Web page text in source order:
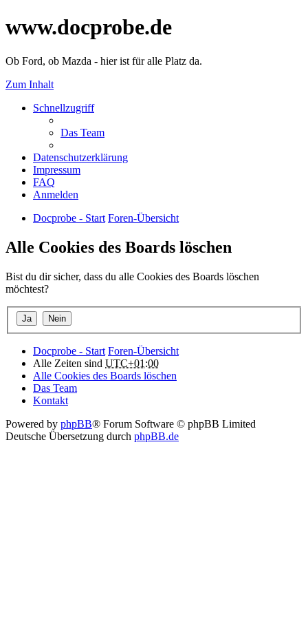
www.docprobe.de
Ob Ford, ob Mazda - hier ist für alle Platz da.
Zum Inhalt
Schnellzugriff
Das Team
Datenschutzerklärung
Impressum
FAQ
Anmelden
Docprobe - Start Foren-Übersicht
Alle Cookies des Boards löschen
Bist du dir sicher, dass du alle Cookies des Boards löschen
möchtest?
Docprobe - Start Foren-Übersicht
Alle Zeiten sind UTC+01:00
Alle Cookies des Boards löschen
Das Team
Kontakt
Powered by phpBB® Forum Software © phpBB Limited
Deutsche Übersetzung durch phpBB.de